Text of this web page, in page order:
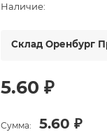
Наличие:
Склад Оренбург
5.60 ₽
Сумма: 5.60 ₽